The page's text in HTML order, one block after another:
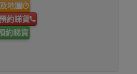
地圖
約睇貨
約睇貨